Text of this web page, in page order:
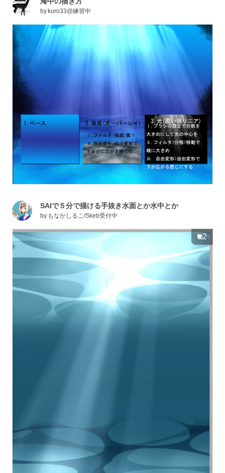
bykuro33@練習中
SAIで５分で描ける手抜き水面とか水中とか
by もなかしるこ/Skeb受付中
2